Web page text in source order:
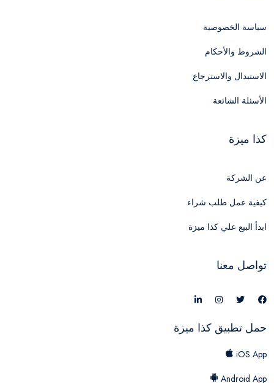
سياسة الخصوصية
الشروط والأحكام
الاستبدال والاسترجاع
الأسئلة الشائعة
كذا ميزة
عن الشركة
كيفية عمل طلب شراء
ابدأ البيع علي كذا ميزة
تواصل معنا
حمل تطبيق كذا ميزة
iOS App
Android App